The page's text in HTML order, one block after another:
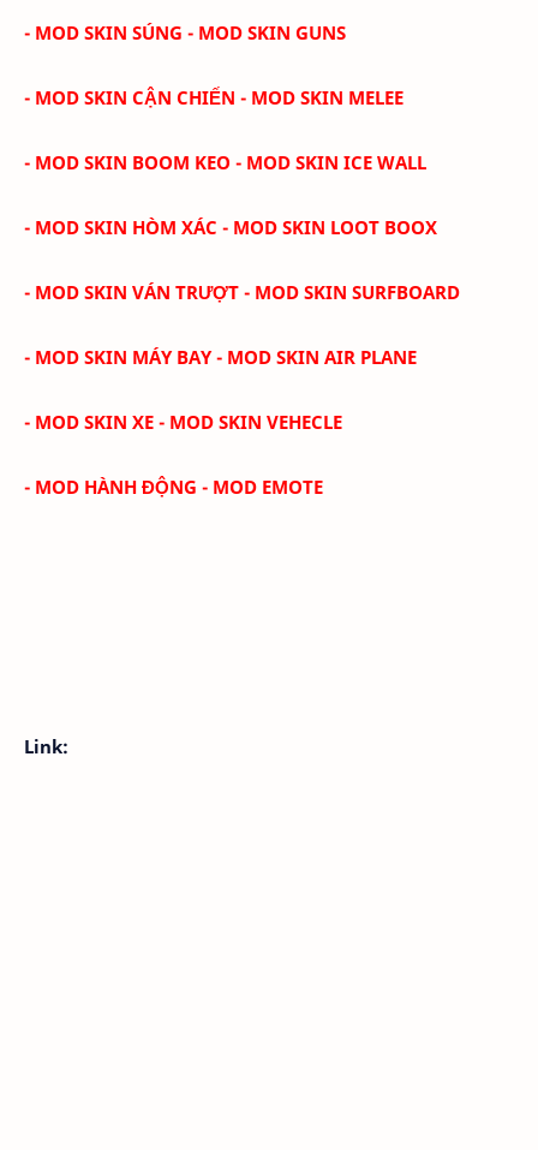
- MOD SKIN SÚNG - MOD SKIN GUNS
- MOD SKIN CẬN CHIẾN - MOD SKIN MELEE
- MOD SKIN BOOM KEO - MOD SKIN ICE WALL
- MOD SKIN HÒM XÁC - MOD SKIN LOOT BOOX
- MOD SKIN VÁN TRƯỢT - MOD SKIN SURFBOARD
- MOD SKIN MÁY BAY - MOD SKIN AIR PLANE
- MOD SKIN XE - MOD SKIN VEHECLE
- MOD HÀNH ĐỘNG - MOD EMOTE
Link: